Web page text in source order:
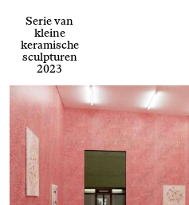
Serie van
kleine
keramische
sculpturen
2023